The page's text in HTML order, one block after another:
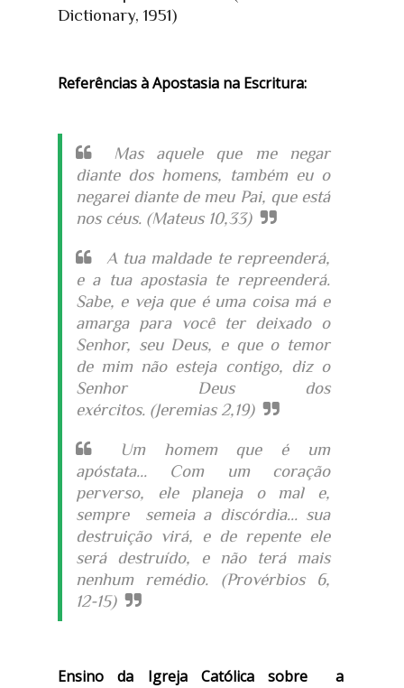
Dictionary, 1951)
Referências à Apostasia na Escritura:
Mas aquele que me negar
diante dos homens, também eu o
negarei diante de meu Pai, que está
nos céus. (Mateus 10,33)
A tua maldade te repreenderá,
e a tua apostasia te repreenderá.
Sabe, e veja que é uma coisa má e
amarga para você ter deixado o
Senhor, seu Deus, e que o temor
de mim não esteja contigo, diz o
Senhor Deus dos
exércitos. (Jeremias 2,19)
Um homem que é um
apóstata... Com um coração
perverso, ele planeja o mal e,
sempre semeia a discórdia... sua
destruição virá, e de repente ele
será destruído, e não terá mais
nenhum remédio. (Provérbios 6,
12-15)
Ensino da Igreja Católica sobre a